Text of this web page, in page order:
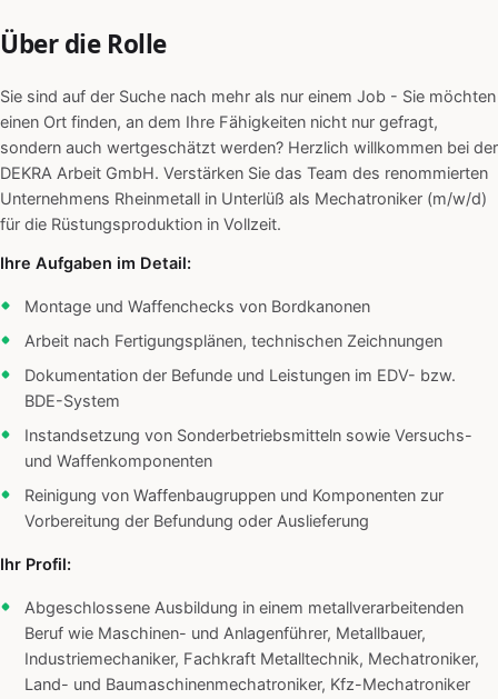
Über die Rolle
Sie sind auf der Suche nach mehr als nur einem Job - Sie möchten
einen Ort finden, an dem Ihre Fähigkeiten nicht nur gefragt,
sondern auch wertgeschätzt werden? Herzlich willkommen bei der
DEKRA Arbeit GmbH. Verstärken Sie das Team des renommierten
Unternehmens Rheinmetall in Unterlüß als Mechatroniker (m/w/d)
für die Rüstungsproduktion in Vollzeit.
Ihre Aufgaben im Detail:
Montage und Waffenchecks von Bordkanonen
Arbeit nach Fertigungsplänen, technischen Zeichnungen
Dokumentation der Befunde und Leistungen im EDV- bzw.
BDE-System
Instandsetzung von Sonderbetriebsmitteln sowie Versuchs-
und Waffenkomponenten
Reinigung von Waffenbaugruppen und Komponenten zur
Vorbereitung der Befundung oder Auslieferung
Ihr Profil:
Abgeschlossene Ausbildung in einem metallverarbeitenden
Beruf wie Maschinen- und Anlagenführer, Metallbauer,
Industriemechaniker, Fachkraft Metalltechnik, Mechatroniker,
Land- und Baumaschinenmechatroniker, Kfz-Mechatroniker